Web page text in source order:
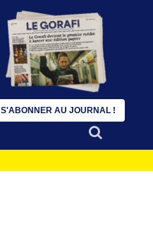
S'ABONNER AU JOURNAL !